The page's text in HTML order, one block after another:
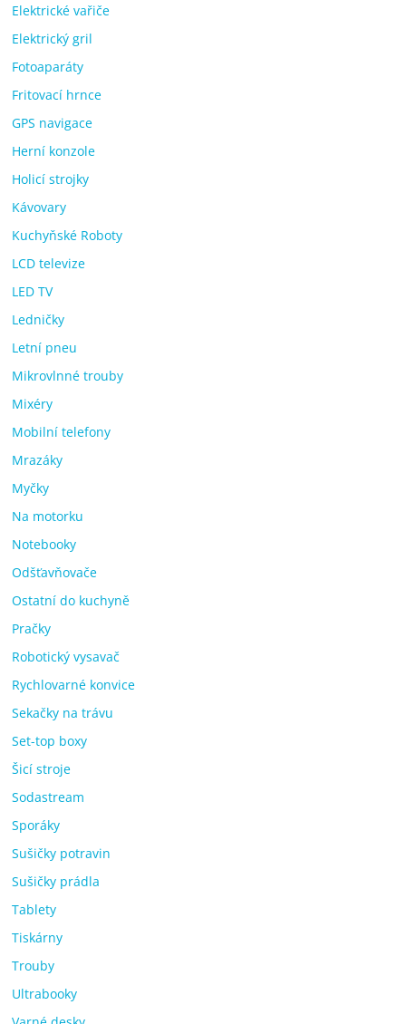
Elektrické vařiče
Elektrický gril
Fotoaparáty
Fritovací hrnce
GPS navigace
Herní konzole
Holicí strojky
Kávovary
Kuchyňské Roboty
LCD televize
LED TV
Ledničky
Letní pneu
Mikrovlnné trouby
Mixéry
Mobilní telefony
Mrazáky
Myčky
Na motorku
Notebooky
Odšťavňovače
Ostatní do kuchyně
Pračky
Robotický vysavač
Rychlovarné konvice
Sekačky na trávu
Set-top boxy
Šicí stroje
Sodastream
Sporáky
Sušičky potravin
Sušičky prádla
Tablety
Tiskárny
Trouby
Ultrabooky